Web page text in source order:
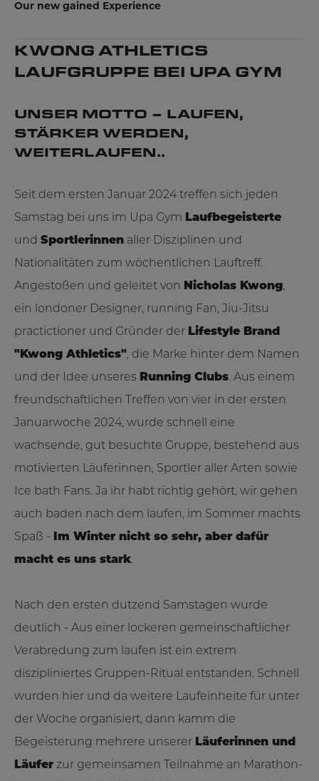
Our new gained Experience
KWONG ATHLETICS
LAUFGRUPPE BEI UPA GYM
UNSER MOTTO – LAUFEN,
STÄRKER WERDEN,
WEITERLAUFEN..
Seit dem ersten Januar 2024 treffen sich jeden
Samstag bei uns im Upa Gym Laufbegeisterte
und Sportlerinnen aller Disziplinen und
Nationalitäten zum wöchentlichen Lauftreff.
Angestoßen und geleitet von
Nicholas Kwong,
ein londoner Designer, running Fan, Jiu-Jitsu
practictioner und Gründer der Lifestyle Brand
"Kwong Athletics", die Marke hinter dem Namen
und der Idee unseres Running Clubs. Aus einem
freundschaftlichen Treffen von vier in der ersten
Januarwoche 2024, wurde schnell eine
wachsende, gut besuchte Gruppe, bestehend aus
motivierten Läuferinnen, Sportler aller Arten sowie
Ice bath Fans. Ja ihr habt richtig gehört, wir gehen
auch baden nach dem laufen, im Sommer machts
Spaß -
Im Winter nicht so sehr, aber dafür
macht es uns stark.
Nach den ersten dutzend Samstagen wurde
deutlich - Aus einer lockeren gemeinschaftlicher
Verabredung zum laufen ist ein extrem
diszipliniertes Gruppen-Ritual entstanden. Schnell
wurden hier und da weitere Laufeinheite für unter
der Woche organisiert, dann kamm die
Begeisterung mehrere unserer Läuferinnen und
Läufer zur gemeinsamen Teilnahme an Marathon-